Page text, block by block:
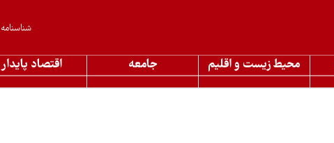
شناسنامه
محیط زیست و اقلیم جامعه اقتصاد پایدار